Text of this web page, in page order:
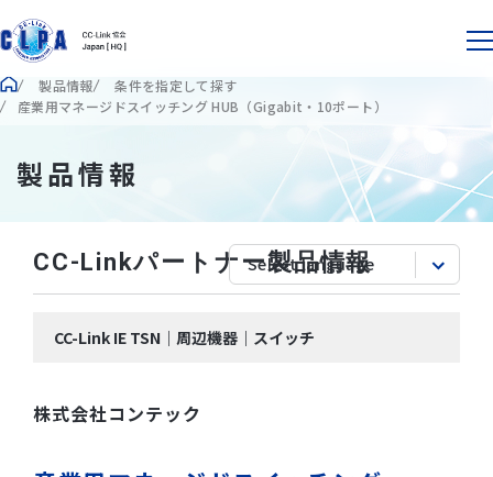
製品情報
条件を指定して探す
産業用マネージドスイッチング HUB（Gigabit・10ポート）
製品情報
CC-Linkパートナー製品情報
CC-Link IE TSN｜周辺機器｜スイッチ
株式会社コンテック